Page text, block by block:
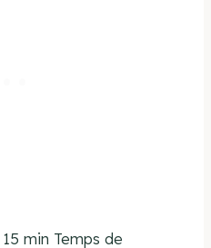
15 min Temps de